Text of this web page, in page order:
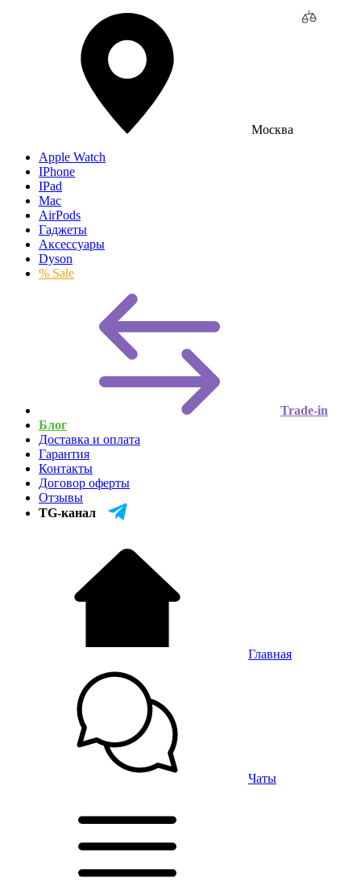
Москва
Apple Watch
IPhone
IPad
Mac
AirPods
Гаджеты
Аксессуары
Dyson
% Sale
Trade-in
Блог
Доставка и оплата
Гарантия
Контакты
Договор оферты
Отзывы
TG-канал
Главная
Чаты